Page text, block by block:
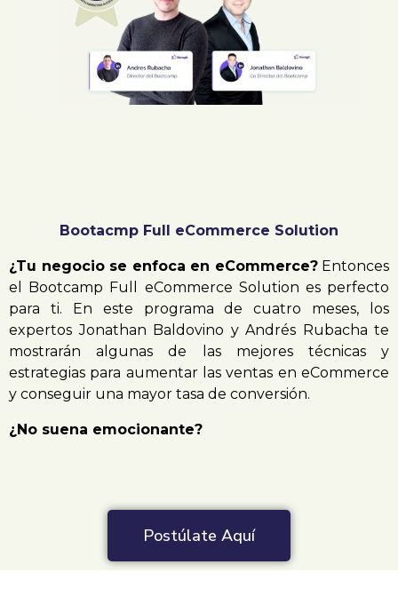
Bootacmp Full eCommerce Solution
¿Tu negocio se enfoca en eCommerce?Entonces
el Bootcamp Full eCommerce Solution es perfecto
para ti. En este programa de cuatro meses, los
expertos Jonathan Baldovino y Andrés Rubacha te
mostrarán algunas de las mejores técnicas y
estrategias para aumentar las ventas en eCommerce
y conseguir una mayor tasa de conversión.
¿No suena emocionante?
Postúlate Aquí